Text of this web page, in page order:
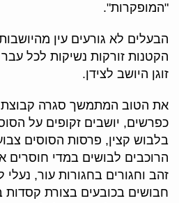
"המופקרות".
הבעלים לא גורעים עין
הקטנות זורקות נשיקות לכל
זוגן היושב לצידן.
את הטוב המתמשך סגרה קבוצת
כפרשים, יושבים זקופים על
בלבוש קצין, פרסות הסוסים
הרוכבים לבושים במדי חוסרים
זהב וחגורים בחגורות עור,
חבושים בכובעים בצורת קסדות